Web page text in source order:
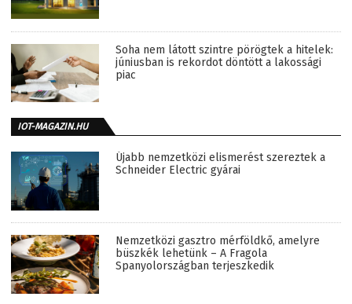
Soha nem látott szintre pörögtek a hitelek:
júniusban is rekordot döntött a lakossági
piac
IOT-MAGAZIN.HU
Újabb nemzetközi elismerést szereztek a
Schneider Electric gyárai
Nemzetközi gasztro mérföldkő, amelyre
büszkék lehetünk – A Fragola
Spanyolországban terjeszkedik